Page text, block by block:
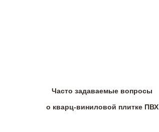
Часто задаваемые вопросы
о кварц-виниловой плитке ПВХ